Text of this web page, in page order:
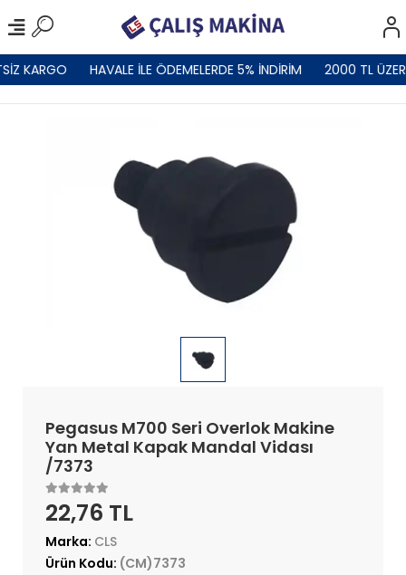
KARGO HAVALE İLE ÖDEMELERDE 5% İNDİRİM 2000 TL
Pegasus M700 Seri Overlok Makine
Yan Metal Kapak Mandal Vidası
/7373
22,76 TL
Marka: CLS
Ürün Kodu: (CM)7373